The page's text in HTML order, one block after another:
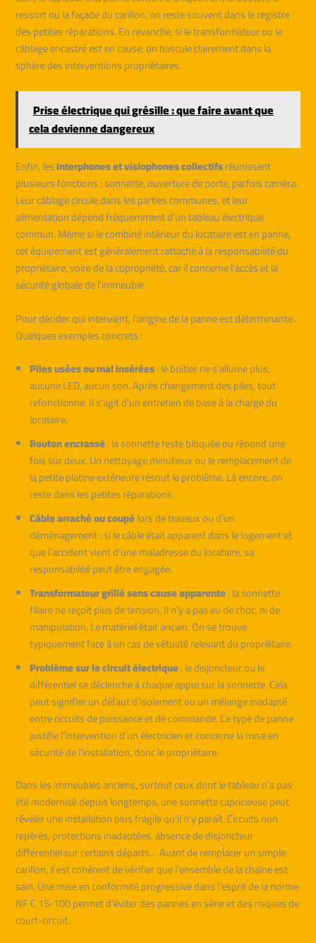
ressort ou la façade du carillon, on reste souvent dans le registre
des petites réparations. En revanche, si le transformateur ou le
câblage encastré est en cause, on bascule clairement dans la
sphère des interventions propriétaires.
Prise électrique qui grésille : que faire avant que
cela devienne dangereux
Enfin, lesinterphones et visiophones collectifsréunissent
plusieurs fonctions : sonnette, ouverture de porte, parfois caméra.
Leur câblage circule dans les parties communes, et leur
alimentation dépend fréquemment d’un tableau électrique
commun. Même si le combiné intérieur du locataire est en panne,
cet équipement est généralement rattaché à la responsabilité du
propriétaire, voire de la copropriété, car il concerne l’accès et la
sécurité globale de l’immeuble.
Pour décider qui intervient, l’origine de la panne est déterminante.
Quelques exemples concrets :
Piles usées ou mal insérées: le boîtier ne s’allume plus,
aucune LED, aucun son. Après changement des piles, tout
refonctionne. Il s’agit d’un entretien de base à la charge du
locataire.
Bouton encrassé: la sonnette reste bloquée ou répond une
fois sur deux. Un nettoyage minutieux ou le remplacement de
la petite platine extérieure résout le problème. Là encore, on
reste dans les petites réparations.
Câble arraché ou coupélors de travaux ou d’un
déménagement : si le câble était apparent dans le logement et
que l’accident vient d’une maladresse du locataire, sa
responsabilité peut être engagée.
Transformateur grillé sans cause apparente: la sonnette
filaire ne reçoit plus de tension. Il n’y a pas eu de choc, ni de
manipulation. Le matériel était ancien. On se trouve
typiquement face à un cas de vétusté relevant du propriétaire.
Problème sur le circuit électrique: le disjoncteur ou le
différentiel se déclenche à chaque appui sur la sonnette. Cela
peut signifier un défaut d’isolement ou un mélange inadapté
entre circuits de puissance et de commande. Ce type de panne
justifie l’intervention d’un électricien et concerne la mise en
sécurité de l’installation, donc le propriétaire.
Dans les immeubles anciens, surtout ceux dont le tableau n’a pas
été modernisé depuis longtemps, une sonnette capricieuse peut
révéler une installation plus fragile qu’il n’y paraît. Circuits non
repérés, protections inadaptées, absence de disjoncteur
différentiel sur certains départs… Avant de remplacer un simple
carillon, il est cohérent de vérifier que l’ensemble de la chaîne est
sain. Une mise en conformité progressive dans l’esprit de la norme
NF C 15-100 permet d’éviter des pannes en série et des risques de
court-circuit.